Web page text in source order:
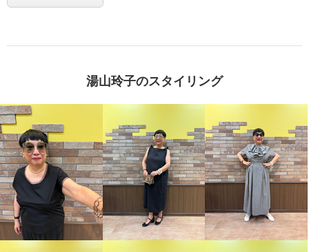
湯山玲子のスタイリング